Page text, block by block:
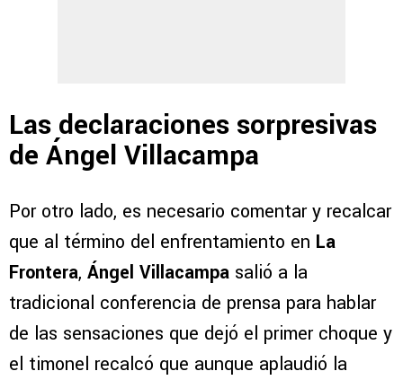
Las declaraciones sorpresivas
de Ángel Villacampa
Por otro lado, es necesario comentar y recalcar
que al término del enfrentamiento en La
Frontera, Ángel Villacampa salió a la
tradicional conferencia de prensa para hablar
de las sensaciones que dejó el primer choque y
el timonel recalcó que aunque aplaudió la